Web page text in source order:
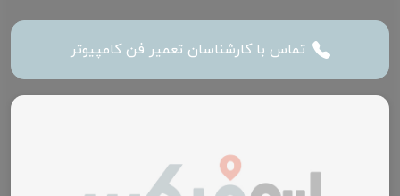
تماس با کارشناسان تعمیر فن کامپیوتر